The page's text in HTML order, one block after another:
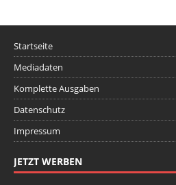
Startseite
Mediadaten
Komplette Ausgaben
Datenschutz
Impressum
JETZT WERBEN